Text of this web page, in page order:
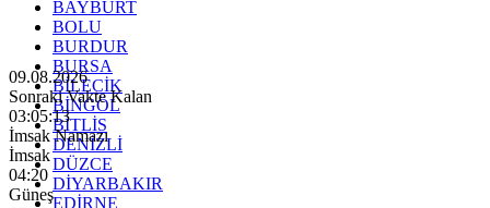
BAYBURT
BOLU
BURDUR
BURSA
BİLECİK
BİNGÖL
BİTLİS
DENİZLİ
DÜZCE
DİYARBAKIR
EDİRNE
09.08.2026
Sonraki Vakte Kalan
03:05:11
İmsak Namazı
İmsak
04:20
Güneş